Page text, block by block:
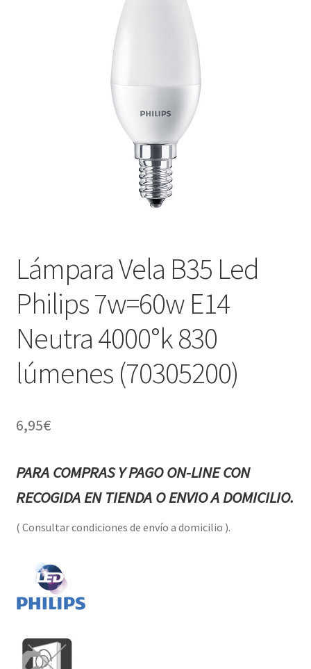
Contacta con nosotros
Lámpara Vela B35 Led
Philips 7w=60w E14
Neutra 4000°k 830
lúmenes (70305200)
6,95€
PARA COMPRAS Y PAGO ON-LINE CON
RECOGIDA EN TIENDA O ENVIO A DOMICILIO.
( Consultar condiciones de envío a domicilio ).